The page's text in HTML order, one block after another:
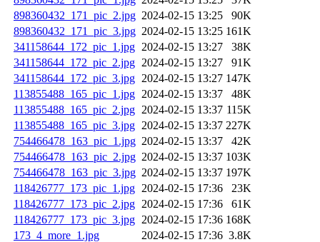
898360432_171_pic_2.jpg 2024-02-15 13:25
90K
898360432_171_pic_3.jpg 2024-02-15 13:25 161K
341158644_172_pic_1.jpg 2024-02-15 13:27
38K
341158644_172_pic_2.jpg 2024-02-15 13:27
91K
341158644_172_pic_3.jpg 2024-02-15 13:27 147K
113855488_165_pic_1.jpg 2024-02-15 13:37
48K
113855488_165_pic_2.jpg 2024-02-15 13:37 115K
113855488_165_pic_3.jpg 2024-02-15 13:37 227K
754466478_163_pic_1.jpg 2024-02-15 13:37
42K
754466478_163_pic_2.jpg 2024-02-15 13:37 103K
754466478_163_pic_3.jpg 2024-02-15 13:37 197K
118426777_173_pic_1.jpg 2024-02-15 17:36
23K
118426777_173_pic_2.jpg 2024-02-15 17:36
61K
118426777_173_pic_3.jpg 2024-02-15 17:36 168K
173_4_more_1.jpg
2024-02-15 17:36 3.8K